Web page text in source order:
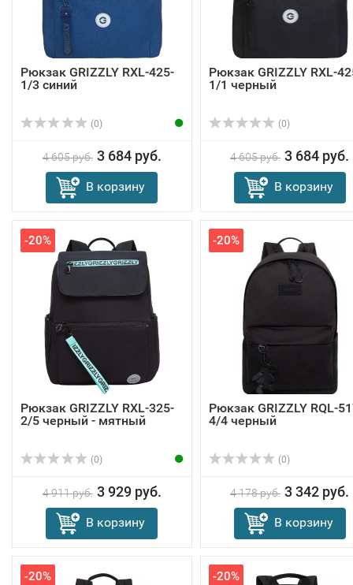
Рюкзак GRIZZLY RXL-425-
1/3 синий
(0)
4 605 руб. 3 684 руб.
В корзину
Рюкзак GRIZZLY RXL-
1/1 черный
(0)
4 605 руб. 3 684 руб.
В корзину
-20%
Рюкзак GRIZZLY RXL-325-
2/5 черный - мятный
(0)
4 911 руб. 3 929 руб.
В корзину
-20%
Рюкзак GRIZZLY RQL-
4/4 черный
(0)
4 178 руб. 3 342 руб.
В корзину
-20% -20%